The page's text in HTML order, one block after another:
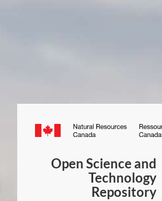
Canada.ca
Open Science and
Technology
Repository